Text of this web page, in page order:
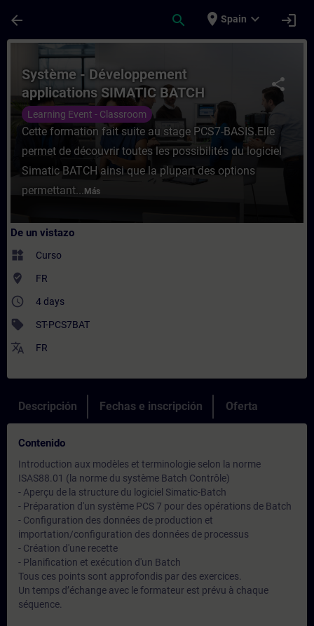
arrow_back search place Spain expand_more login
Curso - Système - Développement
share
Système - Développement
applications SIMATIC BATCH
Learning Event - Classroom
Cette formation fait suite au stage PCS7-BASIS.Elle
permet de découvrir toutes les possibilités du logiciel
Simatic BATCH ainsi que la plupart des options
permettant... Más
De un vistazo
widgets Curso
where_to_vote FR
access_time 4 days
sell ST-PCS7BAT
translate FR
Descripción Fechas e inscripción Oferta
Contenido
Introduction aux modèles et terminologie selon la norme
ISAS88.01 (la norme du système Batch Contrôle)
- Aperçu de la structure du logiciel Simatic-Batch
- Préparation d'un système PCS 7 pour des opérations de Batch
- Configuration des données de production et
importation/configuration des données de processus
- Création d'une recette
- Planification et exécution d'un Batch
Tous ces points sont approfondis par des exercices.
Un temps d’échange avec le formateur est prévu à chaque
séquence.